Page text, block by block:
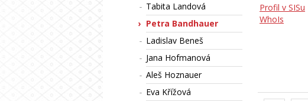
Tabita Landová
Petra Bandhauer
Ladislav Beneš
Jana Hofmanová
Aleš Hoznauer
Eva Křížová
Profil v SISu
WhoIs